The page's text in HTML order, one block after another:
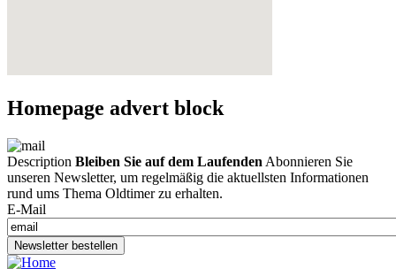
Homepage advert block
Description Bleiben Sie auf dem Laufenden Abonnieren Sie
unseren Newsletter, um regelmäßig die aktuellsten Informationen
rund ums Thema Oldtimer zu erhalten.
E-Mail
Newsletter bestellen